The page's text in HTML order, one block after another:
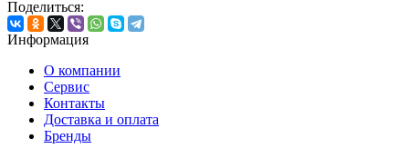
Поделиться:
Информация
О компании
Сервис
Контакты
Доставка и оплата
Бренды